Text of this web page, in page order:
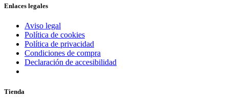
Enlaces legales
Aviso legal
Política de cookies
Política de privacidad
Condiciones de compra
Declaración de accesibilidad
Tienda